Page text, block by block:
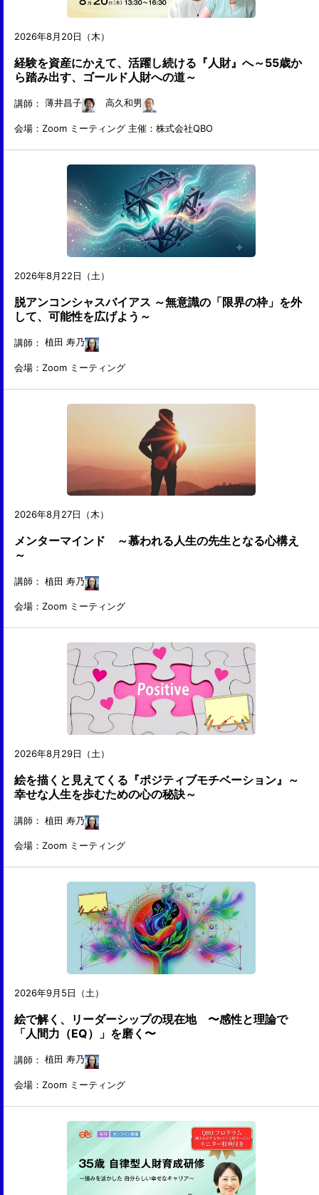
2026年8月20日（木）
経験を資産にかえて、活躍し続ける『人財』へ～55歳か
ら踏み出す、ゴールド人財への道～
講師： 薄井昌子 高久和男
会場：Zoom ミーティング 主催：株式会社QBO
2026年8月22日（土）
脱アンコンシャスバイアス ～無意識の「限界の枠」を外
して、可能性を広げよう～
講師： 植田 寿乃
会場：Zoom ミーティング
2026年8月27日（木）
メンターマインド ～慕われる人生の先生となる心構え
～
講師： 植田 寿乃
会場：Zoom ミーティング
2026年8月29日（土）
絵を描くと見えてくる『ポジティブモチベーション』～
幸せな人生を歩むための心の秘訣～
講師： 植田 寿乃
会場：Zoom ミーティング
2026年9月5日（土）
絵で解く、リーダーシップの現在地 〜感性と理論で
「人間力（EQ）」を磨く〜
講師： 植田 寿乃
会場：Zoom ミーティング